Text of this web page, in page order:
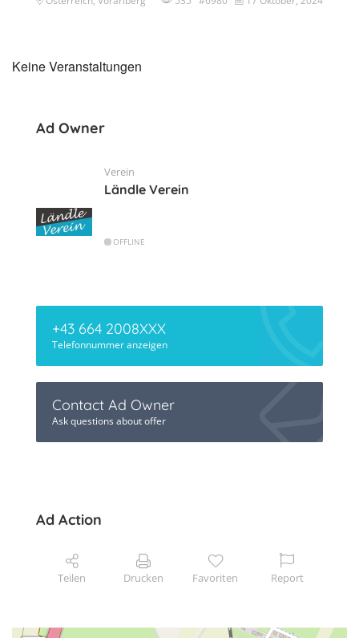
Keine Veranstaltungen
Ad Owner
Verein
Ländle Verein
OFFLINE
+43 664 2008XXX
Telefonnummer anzeigen
Contact Ad Owner
Ask questions about offer
Ad Action
Teilen Drucken Favoriten Report